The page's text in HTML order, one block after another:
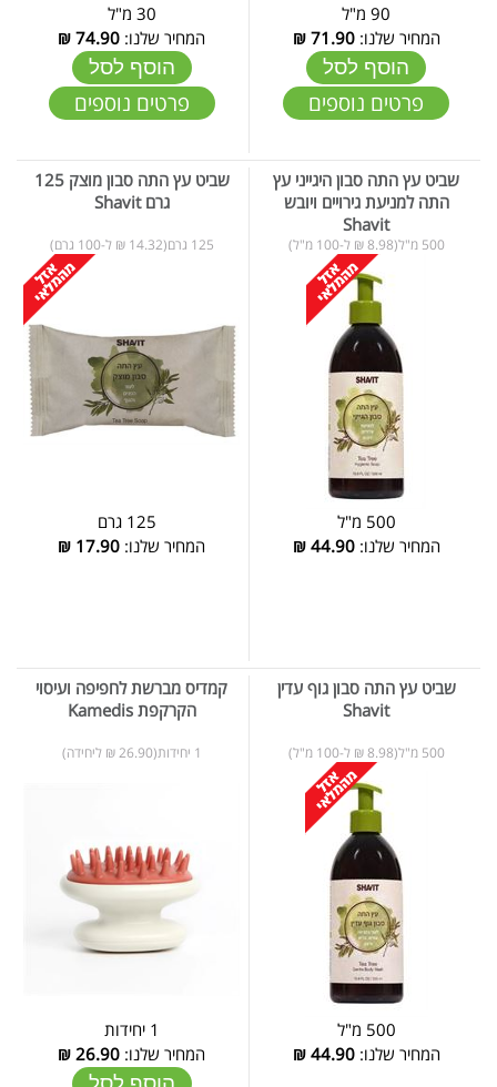
90 מ"ל
המחיר שלנו:71.90
₪
הוסף לסל
פרטים נוספים
30 מ"ל
המחיר שלנו: 74.90
₪
הוסף לסל
פרטים נוספים
שביט עץ התה סבון היגייני עץ
התה למניעת גירויים ויובש
Shavit
500 מ"ל(8.98 ₪ ל-100 מ"ל)
500 מ"ל
המחיר שלנו:44.90
₪
שביט עץ התה סבון מוצק 125
גרם Shavit
125 גרם(14.32 ₪ ל-100 גרם)
המחיר שלנו: 17.90
₪
שביט עץ התה סבון גוף עדין
Shavit
500 מ"ל(8.98 ₪ ל-100 מ"ל)
500 מ"ל
המחיר שלנו:44.90
₪
קמדיס מברשת לחפיפה ועיסוי
הקרקפת Kamedis
1 יחידות(26.90 ₪ ליחידה)
1 יחידות
המחיר שלנו: 26.90
₪